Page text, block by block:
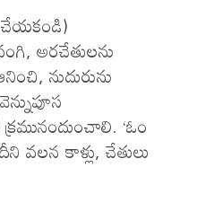
అరచేతులను
నుదురును
‘ఓం
వలన కాళ్లు, చేతులు